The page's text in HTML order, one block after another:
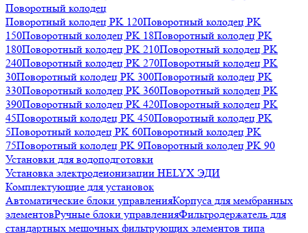
Поворотный колодец
Поворотный колодец PK 120Поворотный колодец PK
150Поворотный колодец PK 18Поворотный колодец PK
180Поворотный колодец PK 210Поворотный колодец PK
240Поворотный колодец PK 270Поворотный колодец PK
30Поворотный колодец PK 300Поворотный колодец PK
330Поворотный колодец PK 360Поворотный колодец PK
390Поворотный колодец PK 420Поворотный колодец PK
45Поворотный колодец PK 450Поворотный колодец PK
5Поворотный колодец PK 60Поворотный колодец PK
75Поворотный колодец PK 9Поворотный колодец PK 90
Установки для водоподготовки
Установка электродеионизации HELYX ЭДИ
Комплектующие для установок
Автоматические блоки управленияКорпуса для мембранных
элементовРучные блоки управленияФильтродержатель для
стандартных мешочных фильтрующих элементов типа